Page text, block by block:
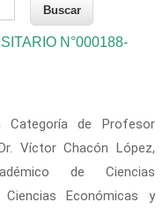
N°000188-
de Profesor
Víctor Chacón López,
de Ciencias
Económicas y